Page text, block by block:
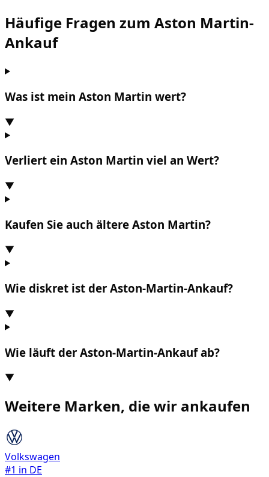
Häufige Fragen zum Aston Martin-
Ankauf
Was ist mein Aston Martin wert?
▼
Verliert ein Aston Martin viel an Wert?
▼
Kaufen Sie auch ältere Aston Martin?
▼
Wie diskret ist der Aston-Martin-Ankauf?
▼
Wie läuft der Aston-Martin-Ankauf ab?
▼
Weitere Marken, die wir ankaufen
Volkswagen
#1 in DE